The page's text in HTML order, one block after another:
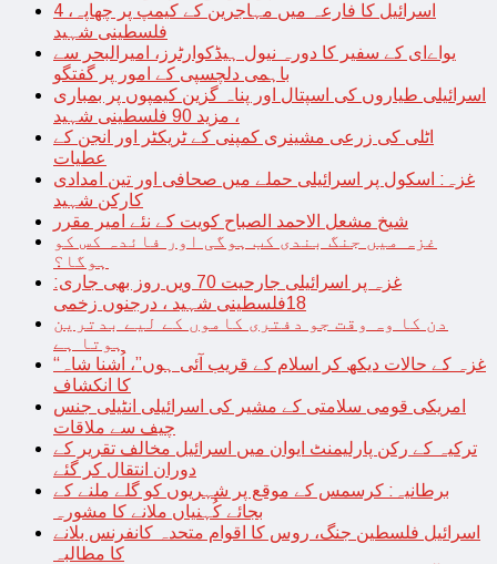
اسرائیل کا فارعہ میں مہاجرین کے کیمپ پر چھاپہ، 4
فلسطینی شہید
یواےای کے سفیر کا دورہ نیول ہیڈکوارٹرز، امیرالبحر سے
باہمی دلچسپی کے امور پر گفتگو
اسرائیلی طیاروں کی اسپتال اور پناہ گزین کیمپوں پر بمباری
، مزید 90 فلسطینی شہید
اٹلی کی زرعی مشینری کمپنی کے ٹریکٹر اور انجن کے
عطیات
غزہ: اسکول پر اسرائیلی حملے میں صحافی اور تین امدادی
کارکن شہید
شیخ مشعل الاحمد الصباح کویت کے نئے امیر مقرر
غزہ میں جنگ بندی کب ہوگی اور فائدہ کس کو
ہوگا؟
غزہ پر اسرائیلی جارحیت 70 ویں روز بھی جاری:
18فلسطینی شہید ، درجنوں زخمی
دن کا وہ وقت جو دفتری کاموں کے لیے بدترین
ہوتا ہے
“غزہ کے حالات دیکھ کر اسلام کے قریب آئی ہوں”، اُشنا شاہ
کا انکشاف
امریکی قومی سلامتی کے مشیر کی اسرائیلی انٹیلی جنس
چیف سے ملاقات
ترکیہ کے رکن پارلیمنٹ ایوان میں اسرائیل مخالف تقریر کے
دوران انتقال کر گئے
برطانیہ: کرسمس کے موقع پر شہریوں کو گلے ملنے کے
بجائے کُہنیاں ملانے کا مشورہ
اسرائیل فلسطین جنگ، روس کا اقوام متحدہ کانفرنس بلانے
کا مطالبہ